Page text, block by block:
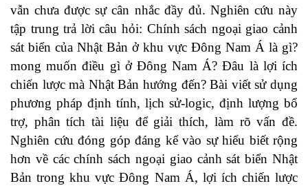
vẫn chưa được sự cân nhắc đầy đủ. Nghiên cứu này
tập trung trả lời câu hỏi: Chính sách ngoại giao cảnh
sát biển của Nhật Bản ở khu vực Đông Nam Á là gì?
mong muốn điều gì ở Đông Nam Á? Đâu là lợi ích
chiến lược mà Nhật Bản hướng đến? Bài viết sử dụng
phương pháp định tính, lịch sử-logic, định lượng bổ
trợ, phân tích tài liệu để giải thích, làm rõ vấn đề.
Nghiên cứu đóng góp đáng kể vào sự hiểu biết rộng
hơn về các chính sách ngoại giao cảnh sát biển Nhật
Bản trong khu vực Đông Nam Á, lợi ích chiến lược